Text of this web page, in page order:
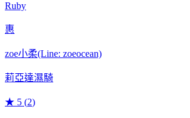
Ruby
惠
zoe小柔(Line: zoeocean)
莉亞達濕騎
★ 5 (2)